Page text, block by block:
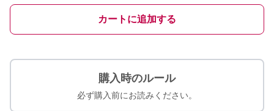
カートに追加する
購入時のルール
必ず購入前にお読みください。